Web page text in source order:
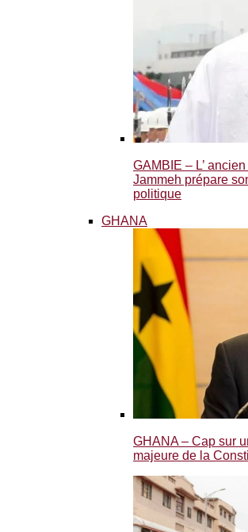
GAMBIE – L’
Jammeh prépare
politique
GHANA
GHANA – Cap sur
majeure de la